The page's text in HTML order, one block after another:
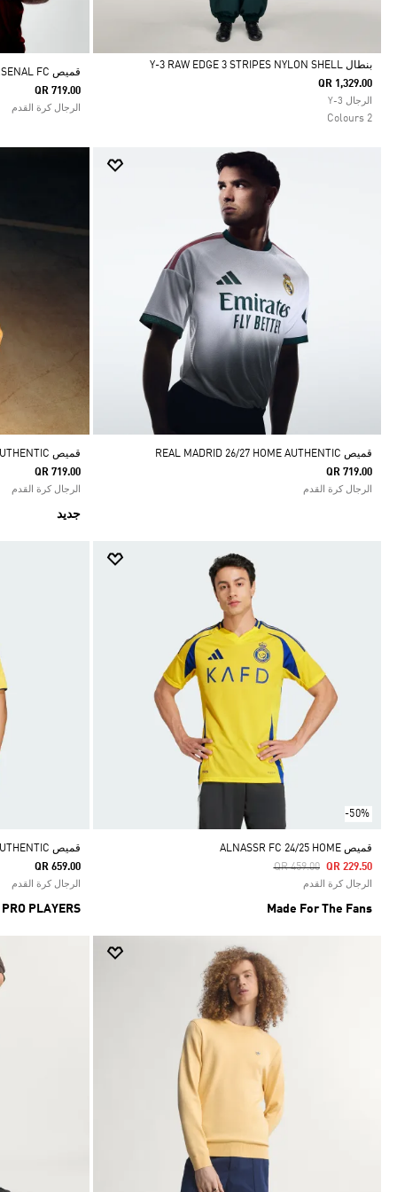
Selected
بنطال Y-3 RAW EDGE 3 STRIPES NYLON SHELL
QR 1,329.00
الرجال Y-3
2 Colours
قميص ARSENAL FC الأساسي الأصلي لموسم 26/27
QR 719.00
الرجال كرة القدم
قميص REAL MADRID 26/27 HOME AUTHENTIC
QR 719.00
الرجال كرة القدم
قميص ARSENAL FC 26/27 THIRD AUTHENTIC
QR 719.00
الرجال كرة القدم
جديد
-50%
قميص ALNASSR FC 24/25 HOME
Price Reduced From
QR 459.00ToQR 229.50
الرجال كرة القدم
Made For The Fans
قميص AL NASSR FC 25/26 HOME AUTHENTIC
QR 659.00
الرجال كرة القدم
PLAYERS